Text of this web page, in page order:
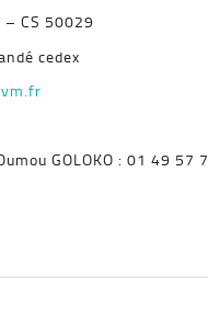
CS 50029
cedex
GOLOKO : 01 49 57